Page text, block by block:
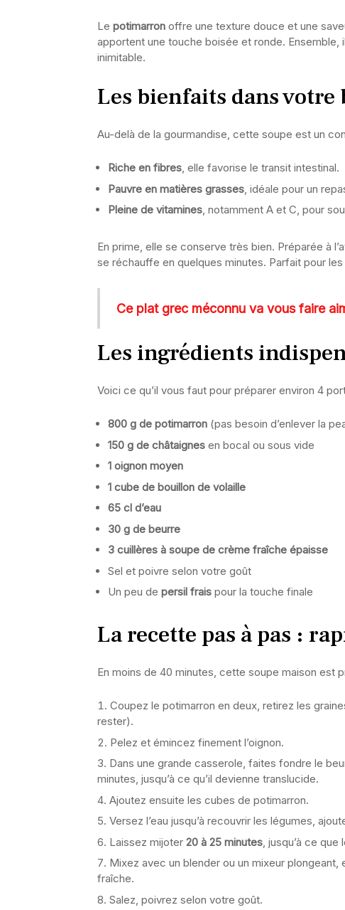
Le potimarron offre une texture douce et une
apportent une touche boisée et ronde. Ensemble,
inimitable.
Les bienfaits dans votre
Au-delà de la gourmandise, cette soupe est un
Riche en fibres, elle favorise le transit intestinal.
Pauvre en matières grasses , idéale pour un
Pleine de vitamines, notamment A et C, pour
En prime, elle se conserve très bien. Préparée à
se réchauffe en quelques minutes. Parfait pour
Ce plat grec méconnu va vous faire
Les ingrédients
Voici ce qu’il vous faut pour préparer environ 4
800 g de potimarron (pas besoin d’enlever la
150 g de châtaignes en bocal ou sous vide
1 oignon moyen
1 cube de bouillon de volaille
65 cl d’eau
30 g de beurre
3 cuillères à soupe de crème fraîche épaisse
Sel et poivre selon votre goût
Un peu de persil frais pour la touche finale
La recette pas à pas :
En moins de 40 minutes, cette soupe maison est
Coupez le potimarron en deux, retirez les
rester).
Pelez et émincez finement l’oignon.
Dans une grande casserole, faites fondre le
minutes, jusqu’à ce qu’il devienne translucide.
Ajoutez ensuite les cubes de potimarron.
Versez l’eau jusqu’à recouvrir les légumes,
Laissez mijoter 20 à 25 minutes , jusqu’à ce
Mixez avec un blender ou un mixeur
fraîche.
Salez, poivrez selon votre goût.